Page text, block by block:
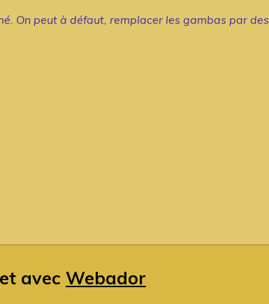
On peut à défaut, remplacer les gambas par des
avec Webador